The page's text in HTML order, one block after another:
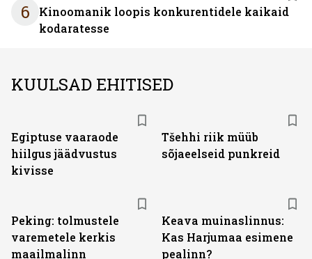
6
Kinoomanik loopis konkurentidele kaikaid
kodaratesse
KUULSAD EHITISED
Egiptuse vaaraode
hiilgus jäädvustus
kivisse
Tšehhi riik müüb
sõjaeelseid punkreid
Peking: tolmustele
varemetele kerkis
maailmalinn
Keava muinaslinnus:
Kas Harjumaa esimene
pealinn?